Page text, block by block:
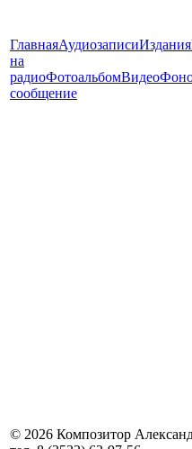
ГлавнаяАудиозаписиИздания
на
радиоФотоальбомВидео
сообщение
© 2026 Композитор